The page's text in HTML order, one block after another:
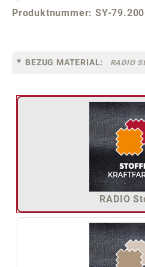
Produktnummer:SY-
BEZUG MATERIAL: RADIO
RADIO